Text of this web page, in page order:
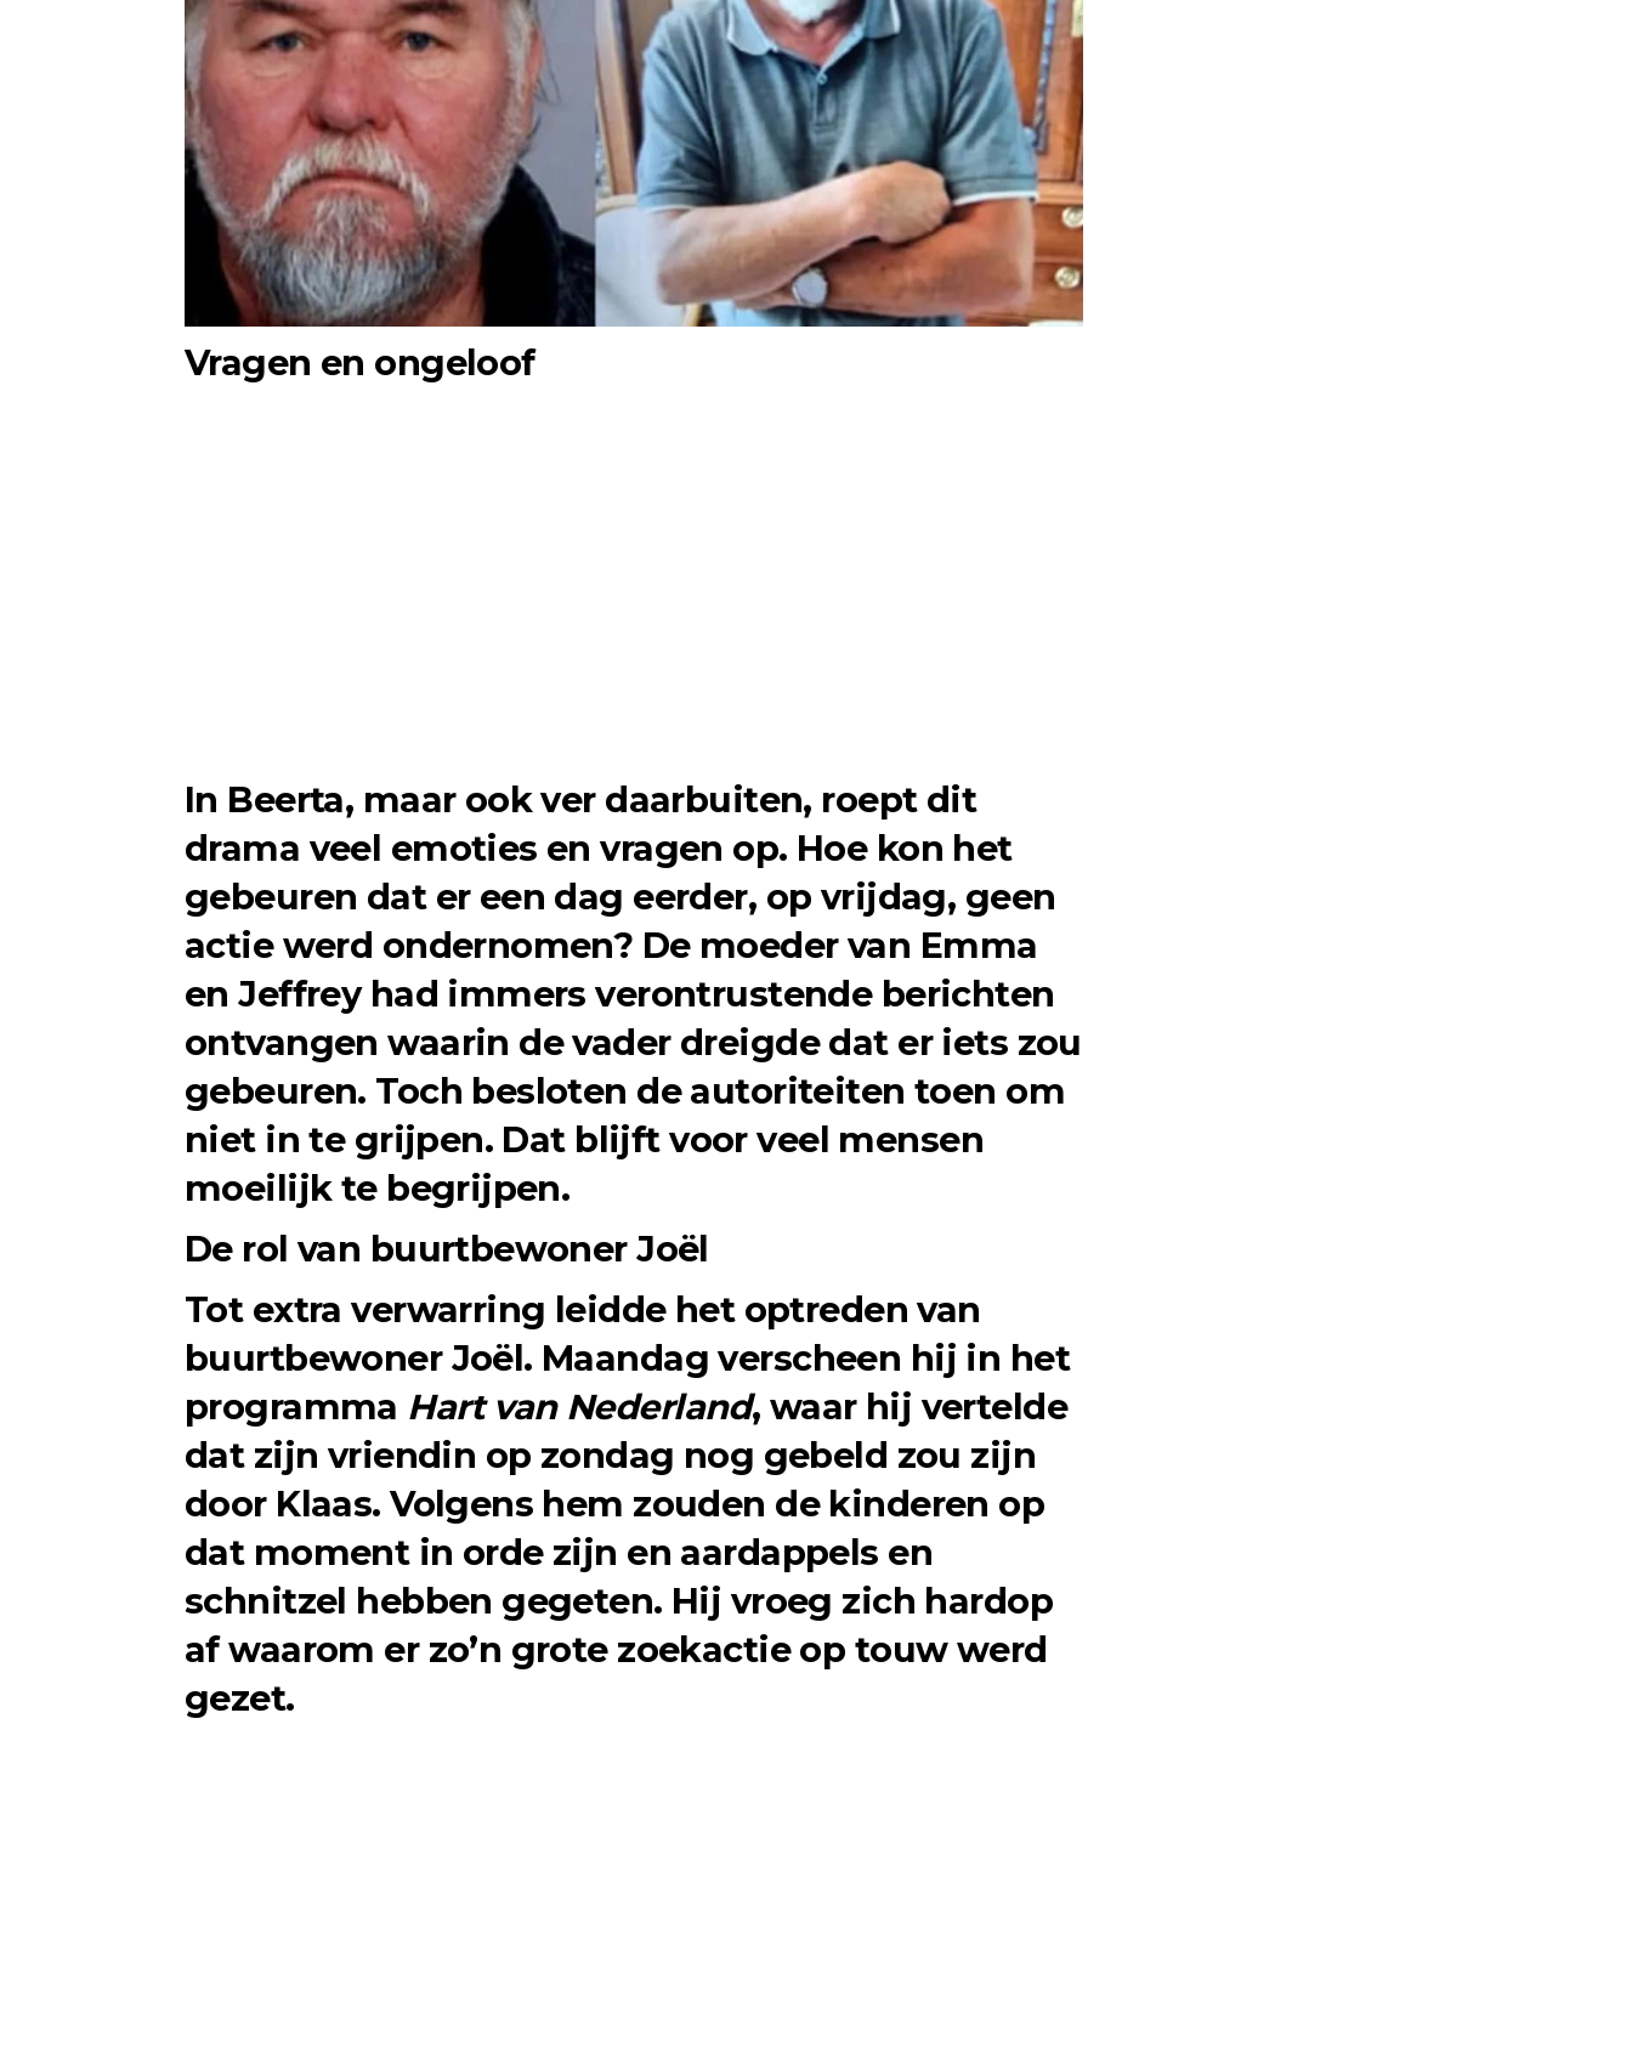
Vragen en ongeloof
In Beerta, maar ook ver daarbuiten, roept dit
drama veel emoties en vragen op. Hoe kon het
gebeuren dat er een dag eerder, op vrijdag, geen
actie werd ondernomen? De moeder van Emma
en Jeffrey had immers verontrustende berichten
ontvangen waarin de vader dreigde dat er iets zou
gebeuren. Toch besloten de autoriteiten toen om
niet in te grijpen. Dat blijft voor veel mensen
moeilijk te begrijpen.
De rol van buurtbewoner Joël
Tot extra verwarring leidde het optreden van
buurtbewoner Joël. Maandag verscheen hij in het
programma Hart van Nederland, waar hij vertelde
dat zijn vriendin op zondag nog gebeld zou zijn
door Klaas. Volgens hem zouden de kinderen op
dat moment in orde zijn en aardappels en
schnitzel hebben gegeten. Hij vroeg zich hardop
af waarom er zo’n grote zoekactie op touw werd
gezet.